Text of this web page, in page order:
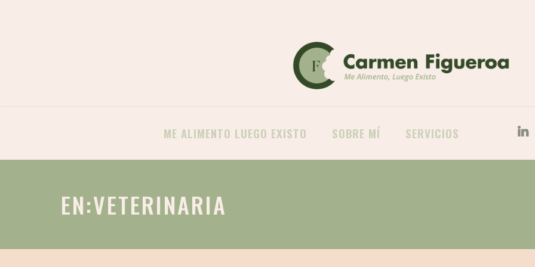
ME ALIMENTO LUEGO EXISTO SOBRE MÍ SERVICIOS
EN:VETERINARIA